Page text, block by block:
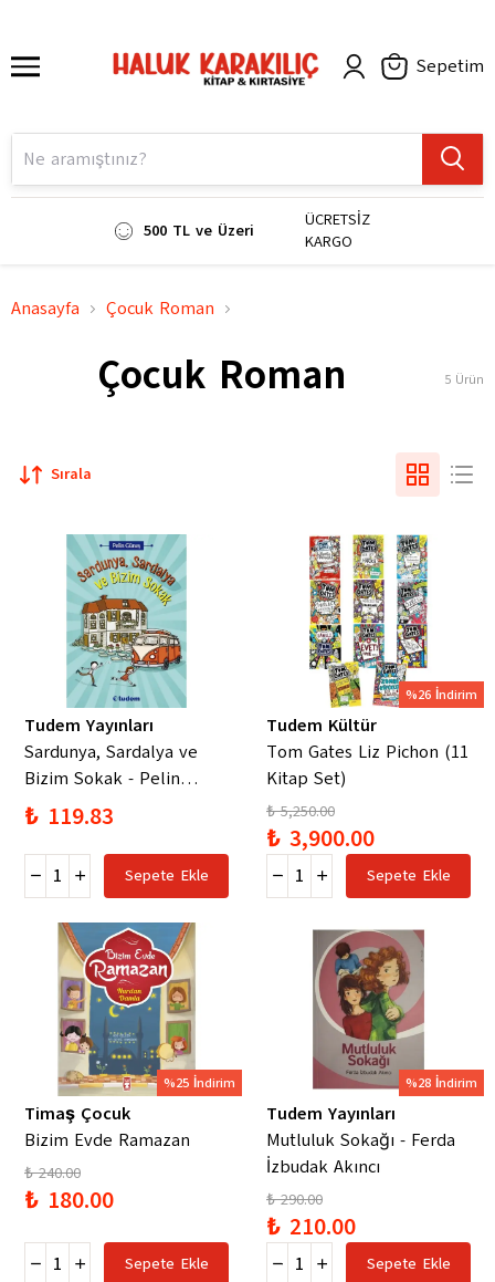
Sepetim
500 TL ve Üzeri
ÜCRETSİZ
KARGO
Anasayfa Çocuk Roman
Çocuk Roman 5 Ürün
Sırala
Tudem Yayınları
Sardunya, Sardalya ve
Bizim Sokak - Pelin
Güneş
₺ 119.83
Sepete Ekle
%26 İndirim
Tudem Kültür
Tom Gates Liz Pichon (11
Kitap Set)
₺ 5,250.00
₺ 3,900.00
Sepete Ekle
%25 İndirim
Timaş Çocuk
Bizim Evde Ramazan
₺ 240.00
₺ 180.00
Sepete Ekle
%28 İndirim
Tudem Yayınları
Mutluluk Sokağı - Ferda
İzbudak Akıncı
₺ 290.00
₺ 210.00
Sepete Ekle